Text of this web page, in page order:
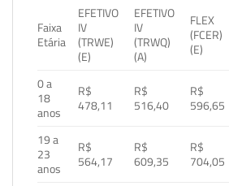
Faixa
Etária
EFETIVO
IV
(TRWE)
(E)
EFETIVO
IV
(TRWQ)
(A)
FLEX
(FCER)
(E)
0 a
18
anos
R$
478,11
R$
516,40
R$
596,65
19 a
23
anos
R$
564,17
R$
609,35
R$
704,05